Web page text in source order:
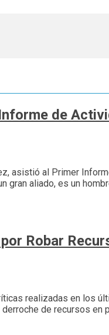
de
asistió al Primer
gran aliado, es un
Robar
realizadas en
de recursos